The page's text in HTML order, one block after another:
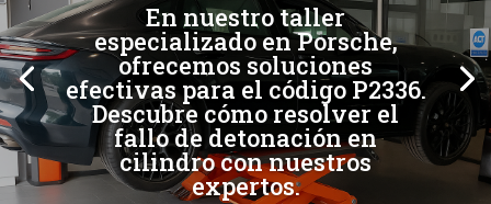
En nuestro taller
especializado en Porsche,
ofrecemos soluciones
efectivas para el código P2336.
Descubre cómo resolver el
fallo de detonación en
cilindro con nuestros
expertos.